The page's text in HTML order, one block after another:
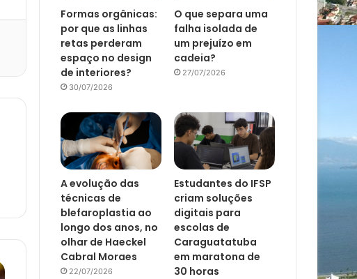
Formas orgânicas:
por que as linhas
retas perderam
espaço no design
de interiores?
30/07/2026
O que separa uma
falha isolada de
um prejuízo em
cadeia?
27/07/2026
A evolução das
técnicas de
blefaroplastia ao
longo dos anos, no
olhar de Haeckel
Cabral Moraes
22/07/2026
Estudantes do IFSP
criam soluções
digitais para
escolas de
Caraguatatuba
em maratona de
30 horas